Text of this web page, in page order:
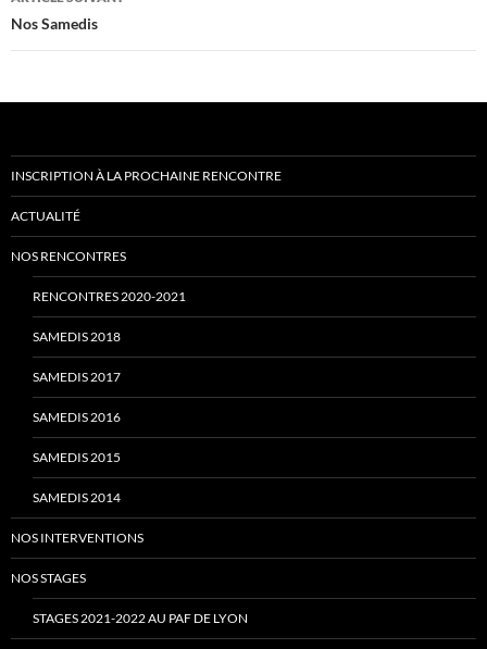
Nos Samedis
INSCRIPTION À LA PROCHAINE RENCONTRE
ACTUALITÉ
NOS RENCONTRES
RENCONTRES 2020-2021
SAMEDIS 2018
SAMEDIS 2017
SAMEDIS 2016
SAMEDIS 2015
SAMEDIS 2014
NOS INTERVENTIONS
NOS STAGES
STAGES 2021-2022 AU PAF DE LYON